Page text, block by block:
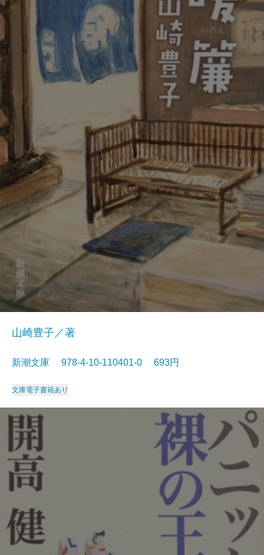
山崎豊子／著
新潮文庫 978-4-10-110401-0 693円
文庫電子書籍あり